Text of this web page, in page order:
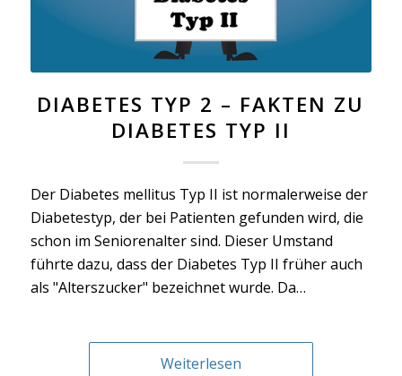
DIABETES TYP 2 – FAKTEN ZU
DIABETES TYP II
Der Diabetes mellitus Typ II ist normalerweise der
Diabetestyp, der bei Patienten gefunden wird, die
schon im Seniorenalter sind. Dieser Umstand
führte dazu, dass der Diabetes Typ II früher auch
als "Alterszucker" bezeichnet wurde. Da…
Weiterlesen